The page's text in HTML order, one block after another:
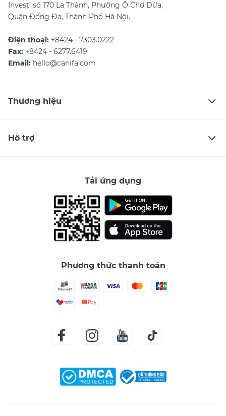
Invest, số 170 La Thành, Phường Ô Chợ Dừa,
Quận Đống Đa, Thành Phố Hà Nội.
Điện thoại: +8424 - 7303.0222
Fax: +8424 - 6277.6419
Email: hello@canifa.com
Thương hiệu
Hỗ trợ
Tải ứng dụng
Phương thức thanh toán